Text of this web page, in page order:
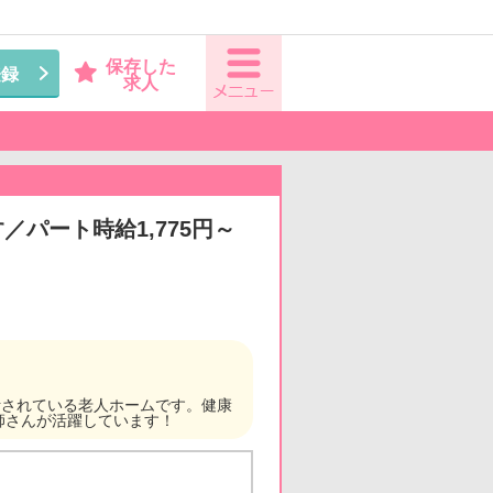
保存した
求人
パート時給1,775円～
れている老人ホームです。健康
んが活躍しています！